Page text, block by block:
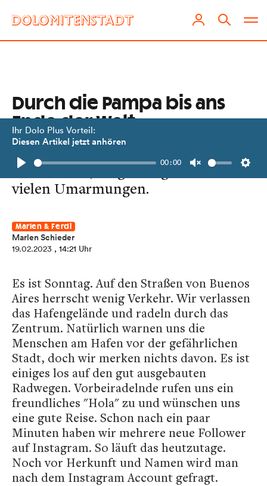
Ihr Dolo Plus Vorteil:
Diesen Artikel jetzt anhören
Play
00:00
Unmute
Durch die Pampa bis ans
Ende der Welt
Von Sitzfleisch und Gegrilltem, Messi
und Messies, langen Tagen und
vielen Umarmungen.
Marlen & Ferdi
Marlen Schieder
19.02.2023 , 14:21 Uhr
Es ist Sonntag. Auf den Straßen von Buenos
Aires herrscht wenig Verkehr. Wir verlassen
das Hafengelände und radeln durch das
Zentrum. Natürlich warnen uns die
Menschen am Hafen vor der gefährlichen
Stadt, doch wir merken nichts davon. Es ist
einiges los auf den gut ausgebauten
Radwegen. Vorbeiradelnde rufen uns ein
freundliches "Hola" zu und wünschen uns
eine gute Reise. Schon nach ein paar
Minuten haben wir mehrere neue Follower
auf Instagram. So läuft das heutzutage.
Noch vor Herkunft und Namen wird man
nach dem Instagram Account gefragt.